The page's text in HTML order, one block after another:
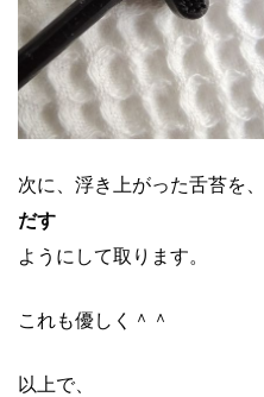
次に、浮き上がった舌苔を、
だす
ようにして取ります。
これも優しく＾＾
以上で、